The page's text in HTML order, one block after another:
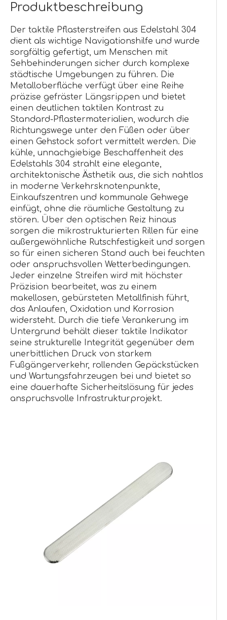
Produktbeschreibung
Der taktile Pflasterstreifen aus Edelstahl 304
dient als wichtige Navigationshilfe und wurde
sorgfältig gefertigt, um Menschen mit
Sehbehinderungen sicher durch komplexe
städtische Umgebungen zu führen. Die
Metalloberfläche verfügt über eine Reihe
präzise gefräster Längsrippen und bietet
einen deutlichen taktilen Kontrast zu
Standard-Pflastermaterialien, wodurch die
Richtungswege unter den Füßen oder über
einen Gehstock sofort vermittelt werden. Die
kühle, unnachgiebige Beschaffenheit des
Edelstahls 304 strahlt eine elegante,
architektonische Ästhetik aus, die sich nahtlos
in moderne Verkehrsknotenpunkte,
Einkaufszentren und kommunale Gehwege
einfügt, ohne die räumliche Gestaltung zu
stören. Über den optischen Reiz hinaus
sorgen die mikrostrukturierten Rillen für eine
außergewöhnliche Rutschfestigkeit und sorgen
so für einen sicheren Stand auch bei feuchten
oder anspruchsvollen Wetterbedingungen.
Jeder einzelne Streifen wird mit höchster
Präzision bearbeitet, was zu einem
makellosen, gebürsteten Metallfinish führt,
das Anlaufen, Oxidation und Korrosion
widersteht. Durch die tiefe Verankerung im
Untergrund behält dieser taktile Indikator
seine strukturelle Integrität gegenüber dem
unerbittlichen Druck von starkem
Fußgängerverkehr, rollenden Gepäckstücken
und Wartungsfahrzeugen bei und bietet so
eine dauerhafte Sicherheitslösung für jedes
anspruchsvolle Infrastrukturprojekt.